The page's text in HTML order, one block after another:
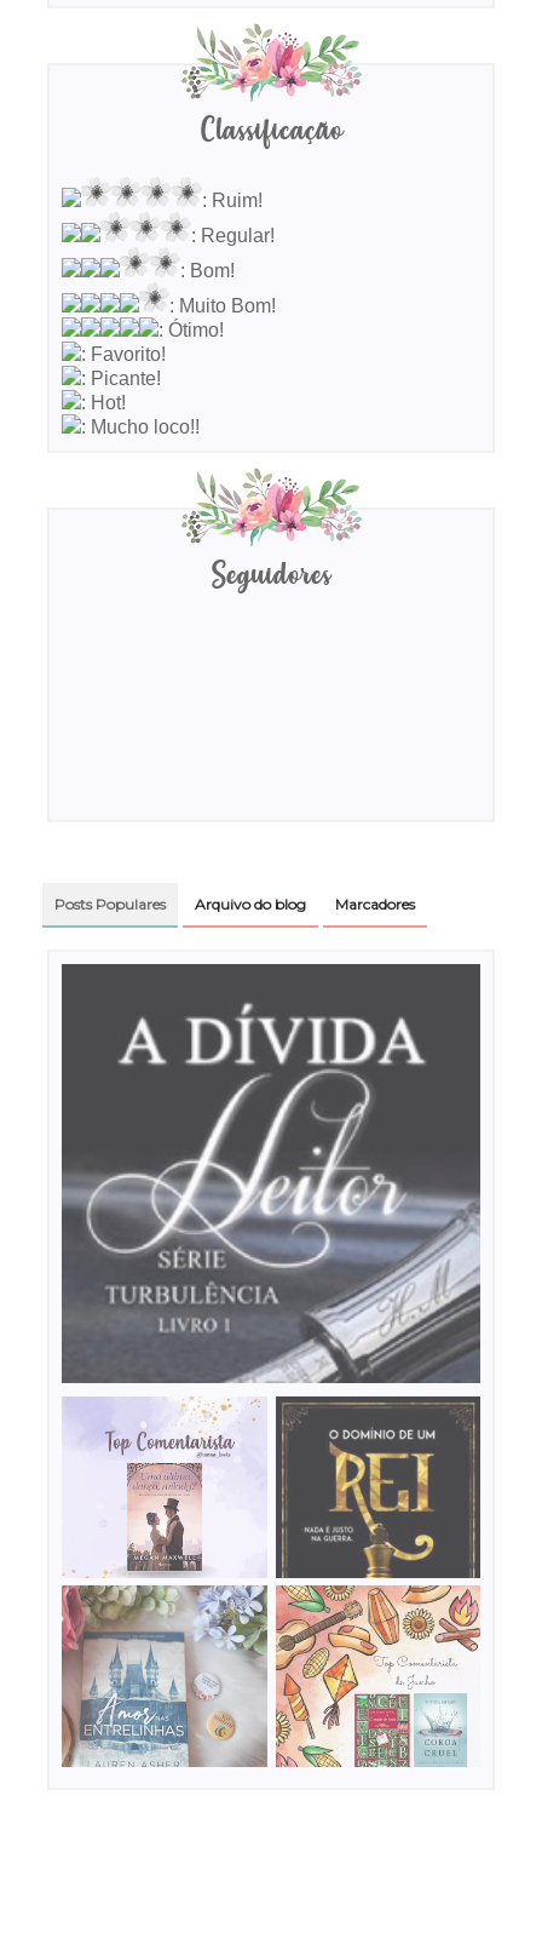
Classificação
: Ruim!
: Regular!
: Bom!
: Muito Bom!
: Ótimo!
: Favorito!
: Picante!
: Hot!
: Mucho loco!!
Seguidores
Posts Populares Arquivo do blog Marcadores